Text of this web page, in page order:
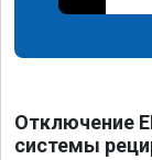
Отключение
системы